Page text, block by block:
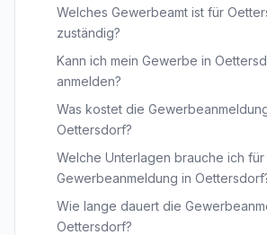
Welches Gewerbeamt ist für
zuständig?
Kann ich mein Gewerbe in
anmelden?
Was kostet die
Oettersdorf?
Welche Unterlagen brauche ich für
Gewerbeanmeldung in
Wie lange dauert die
Oettersdorf?